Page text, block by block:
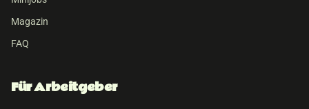
Magazin
FAQ
Für Arbeitgeber